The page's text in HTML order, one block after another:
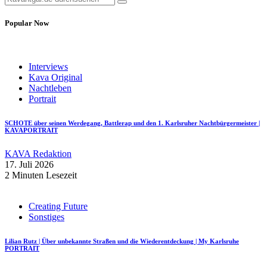
Popular Now
Interviews
Kava Original
Nachtleben
Portrait
SCHOTE über seinen Werdegang, Battlerap und den 1. Karlsruher Nachtbürgermeister |
KAVAPORTRAIT
KAVA Redaktion
17. Juli 2026
2 Minuten Lesezeit
Creating Future
Sonstiges
Lilian Rutz | Über unbekannte Straßen und die Wiederentdeckung | My Karlsruhe
PORTRAIT